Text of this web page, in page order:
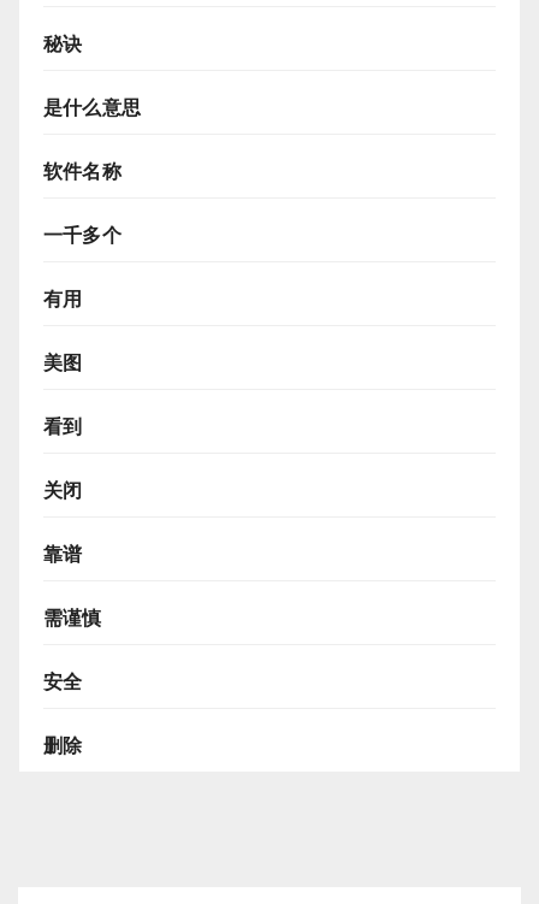
秘诀
是什么意思
软件名称
一千多个
有用
美图
看到
关闭
靠谱
需谨慎
安全
删除